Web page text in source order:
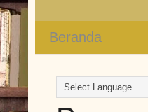
Beranda